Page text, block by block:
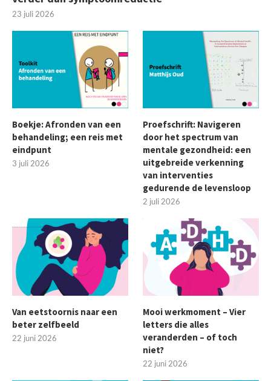
23 juli 2026
Boekje: Afronden van een
behandeling; een reis met
eindpunt
3 juli 2026
Proefschrift: Navigeren
door het spectrum van
mentale gezondheid: een
uitgebreide verkenning
van interventies
gedurende de levensloop
2 juli 2026
Van eetstoornis naar een
beter zelfbeeld
22 juni 2026
Mooi werkmoment – Vier
letters die alles
veranderden – of toch
niet?
22 juni 2026